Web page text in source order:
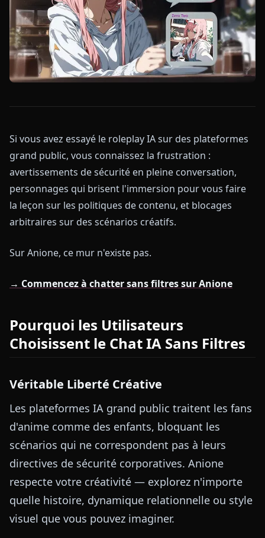
Si vous avez essayé le roleplay IA sur des plateformes
grand public, vous connaissez la frustration :
avertissements de sécurité en pleine conversation,
personnages qui brisent l'immersion pour vous faire
la leçon sur les politiques de contenu, et blocages
arbitraires sur des scénarios créatifs.
Sur Anione, ce mur n'existe pas.
→ Commencez à chatter sans filtres sur Anione
Pourquoi les Utilisateurs
Choisissent le Chat IA Sans Filtres
Véritable Liberté Créative
Les plateformes IA grand public traitent les fans
d'anime comme des enfants, bloquant les
scénarios qui ne correspondent pas à leurs
directives de sécurité corporatives. Anione
respecte votre créativité — explorez n'importe
quelle histoire, dynamique relationnelle ou style
visuel que vous pouvez imaginer.